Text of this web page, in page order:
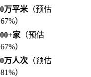
万平米 （预估
）
家 （预估
）
万人次 （预估
）